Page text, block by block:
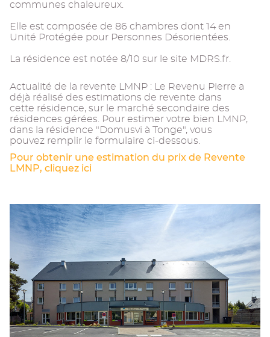
communes chaleureux.
Elle est composée de 86 chambres dont 14 en
Unité Protégée pour Personnes Désorientées.
La résidence est notée 8/10 sur le site MDRS.fr.
Actualité de la revente LMNP : Le Revenu Pierre a
déjà réalisé des estimations de revente dans
cette résidence, sur le marché secondaire des
résidences gérées. Pour estimer votre bien LMNP,
dans la résidence "Domusvi à Tonge", vous
pouvez remplir le formulaire ci-dessous.
Pour obtenir une estimation du prix de Revente
LMNP, cliquez ici